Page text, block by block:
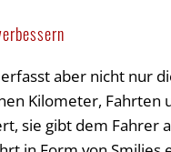
aber nicht nur
Kilometer, Fahrten
sie gibt dem Fahrer